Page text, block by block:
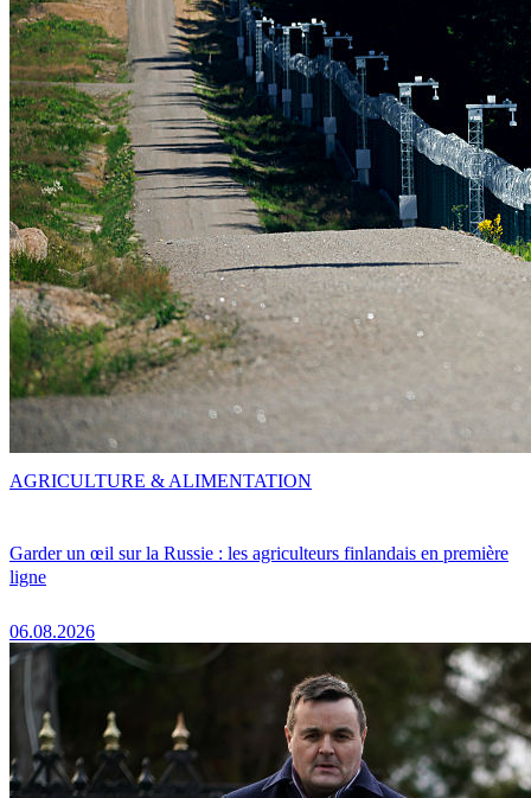
Garder un œil sur la Russie : les agriculteurs finlandais en première
ligne
06.08.2026
AGRICULTURE & ALIMENTATION